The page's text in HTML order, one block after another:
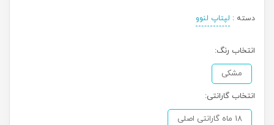
دسته : لپتاپ لنوو
انتخاب رنگ:
مشکی
انتخاب گارانتی:
18 ماه گارانتی اصلی